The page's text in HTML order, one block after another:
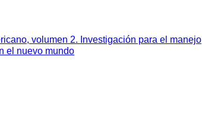
volumen 2. Investigación para el manejo
el nuevo mundo